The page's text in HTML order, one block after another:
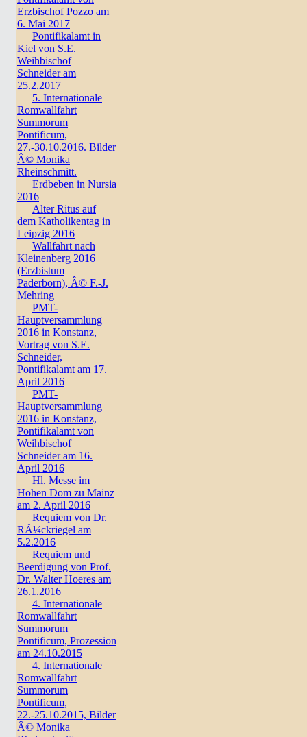
Erzbischof Pozzo am
6. Mai 2017
Pontifikalamt in
Kiel von S.E.
Weihbischof
Schneider am
25.2.2017
5. Internationale
Romwallfahrt
Summorum
Pontificum,
27.-30.10.2016. Bilder
Â© Monika
Rheinschmitt.
Erdbeben in Nursia
2016
Alter Ritus auf
dem Katholikentag in
Leipzig 2016
Wallfahrt nach
Kleinenberg 2016
(Erzbistum
Paderborn), Â© F.-J.
Mehring
PMT-
Hauptversammlung
2016 in Konstanz,
Vortrag von S.E.
Schneider,
Pontifikalamt am 17.
April 2016
PMT-
Hauptversammlung
2016 in Konstanz,
Pontifikalamt von
Weihbischof
Schneider am 16.
April 2016
Hl. Messe im
Hohen Dom zu Mainz
am 2. April 2016
Requiem von Dr.
RÃ¼ckriegel am
5.2.2016
Requiem und
Beerdigung von Prof.
Dr. Walter Hoeres am
26.1.2016
4. Internationale
Romwallfahrt
Summorum
Pontificum, Prozession
am 24.10.2015
4. Internationale
Romwallfahrt
Summorum
Pontificum,
22.-25.10.2015, Bilder
Â© Monika